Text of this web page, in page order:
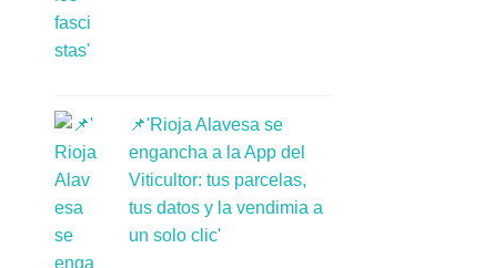
📌'Rioja Alavesa se
engancha a la App del
Viticultor: tus parcelas,
tus datos y la vendimia a
un solo clic'